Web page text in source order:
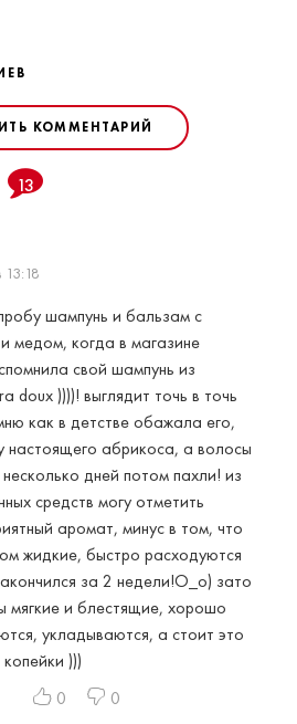
КОММЕНТАРИЙ
13
13:18
шампунь и бальзам с
медом, когда в магазине
свой шампунь из
doux ))))! выглядит точь в точь
как в детстве обажала его,
настоящего абрикоса, а волосы
дней потом пахли! из
средств могу отметить
аромат, минус в том, что
жидкие, быстро расходуются
за 2 недели!О_о) зато
мягкие и блестящие, хорошо
укладываются, а стоит это
)))
0 0